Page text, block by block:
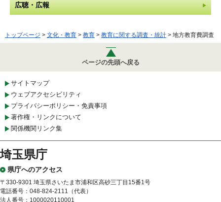
広聴・広報
トップページ > 文化・教育 > 教育 > 教育に関する調査・統計 > 地方教育費調査
ページの先頭へ戻る
サイトマップ
ウェブアクセシビリティ
プライバシーポリシー・免責事項
著作権・リンクについて
関係機関リンク集
埼玉県庁
県庁へのアクセス
〒330-9301 埼玉県さいたま市浦和区高砂三丁目15番1号
電話番号：048-824-2111（代表）
法人番号：1000020110001